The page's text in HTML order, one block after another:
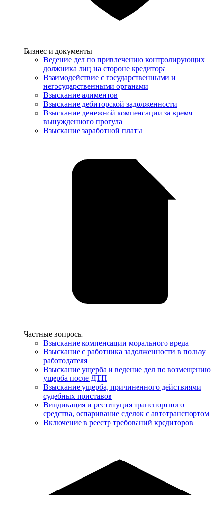
Услуги
Бизнес и документы
Ведение дел по привлечению контролирующих
должника лиц на стороне кредитора
Взаимодействие с государственными и
негосударственными органами
Взыскание алиментов
Взыскание дебиторской задолженности
Взыскание денежной компенсации за время
вынужденного прогула
Взыскание заработной платы
Услуги
Частные вопросы
Взыскание компенсации морального вреда
Взыскание с работника задолженности в пользу
работодателя
Взыскание ущерба и ведение дел по возмещению
ущерба после ДТП
Взыскание ущерба, причиненного действиями
судебных приставов
Виндикация и реституция транспортного
средства, оспаривание сделок с автотранспортом
Включение в реестр требований кредиторов